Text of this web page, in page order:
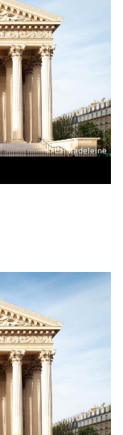
© La Madeleine